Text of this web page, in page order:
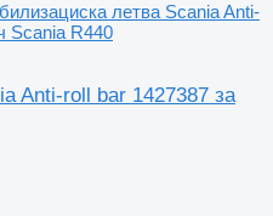
летва Scania Anti-
Scania R440
Anti-roll bar 1427387 за